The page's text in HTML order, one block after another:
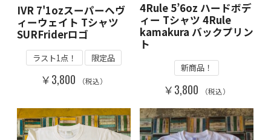
IVR 7'1ozスーパーヘヴ
ィーウェイト Tシャツ
SURFriderロゴ
ラスト1点！ 限定品
￥3,800 （税込）
4Rule 5’6oz ハードボデ
ィー Tシャツ 4Rule
kamakura バックプリン
ト
新商品！
￥3,800 （税込）